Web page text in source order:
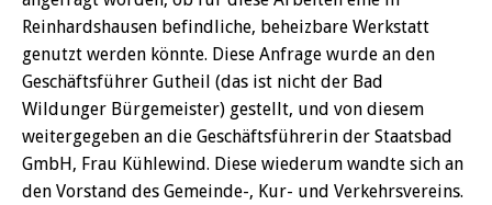
Reinhardshausen befindliche, beheizbare Werkstatt
genutzt werden könnte. Diese Anfrage wurde an den
Geschäftsführer Gutheil (das ist nicht der Bad
Wildunger Bürgemeister) gestellt, und von diesem
weitergegeben an die Geschäftsführerin der Staatsbad
GmbH, Frau Kühlewind. Diese wiederum wandte sich an
den Vorstand des Gemeinde-, Kur- und Verkehrsvereins.